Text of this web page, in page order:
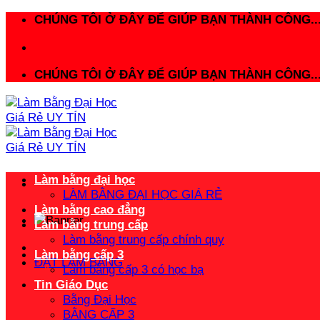
CHÚNG TÔI Ở ĐÂY ĐỂ GIÚP BẠN THÀNH
CHÚNG TÔI Ở ĐÂY ĐỂ GIÚP BẠN THÀNH
ĐẶT LÀM BẰNG
Làm bằng đại học
LÀM BẰNG ĐẠI HỌC GIÁ RẺ
Làm bằng cao đẳng
Làm bằng trung cấp
Làm bằng trung cấp chính quy
Làm bằng cấp 3
Làm bằng cấp 3 có học bạ
Tin Giáo Dục
Bằng Đại Học
BẰNG CẤP 3